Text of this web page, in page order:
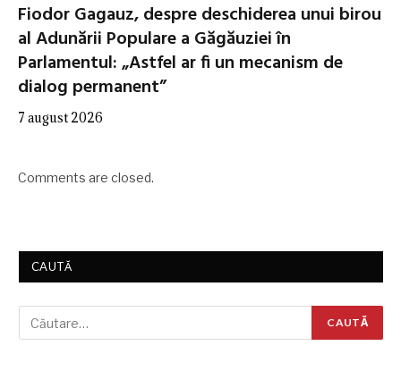
Fiodor Gagauz, despre deschiderea unui birou
al Adunării Populare a Găgăuziei în
Parlamentul: „Astfel ar fi un mecanism de
dialog permanent”
7 august 2026
Comments are closed.
CAUTĂ